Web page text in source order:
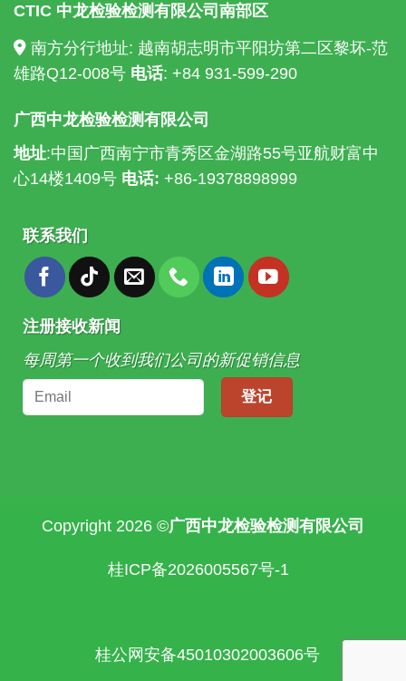
CTIC 中龙检验检测有限公司南部区
南方分行地址: 越南胡志明市平阳坊第二区黎坏-范
雄路Q12-008号 电话: +84 931-599-290
广西中龙检验检测有限公司
地址:中国广西南宁市青秀区金湖路55号亚航财富中
心14楼1409号 电话: +86-19378898999
联系我们
注册接收新闻
每周第一个收到我们公司的新促销信息
Copyright 2026 ©广西中龙检验检测有限公司
桂ICP备2026005567号-1
桂公网安备45010302003606号